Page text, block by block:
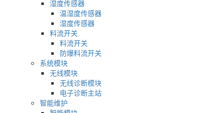
湿度传感器
温湿度传感器
湿度传感器
料流开关
料流开关
防爆料流开关
系统模块
无线模块
无线诊断模块
电子诊断主站
智能维护